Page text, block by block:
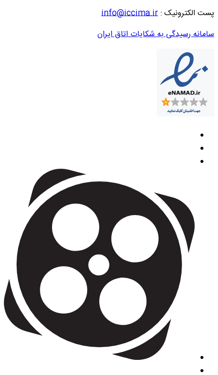
پست الکترونیک :info@iccima.ir
سامانه رسیدگی به شکایات اتاق ایران